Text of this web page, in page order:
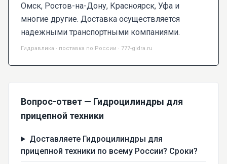
Омск, Ростов-на-Дону, Красноярск, Уфа и
многие другие. Доставка осуществляется
надежными транспортными компаниями.
Гидравлика · поставка по России · 777-gidra.ru
Вопрос-ответ — Гидроцилиндры для
прицепной техники
Доставляете Гидроцилиндры для
прицепной техники по всему России? Сроки?